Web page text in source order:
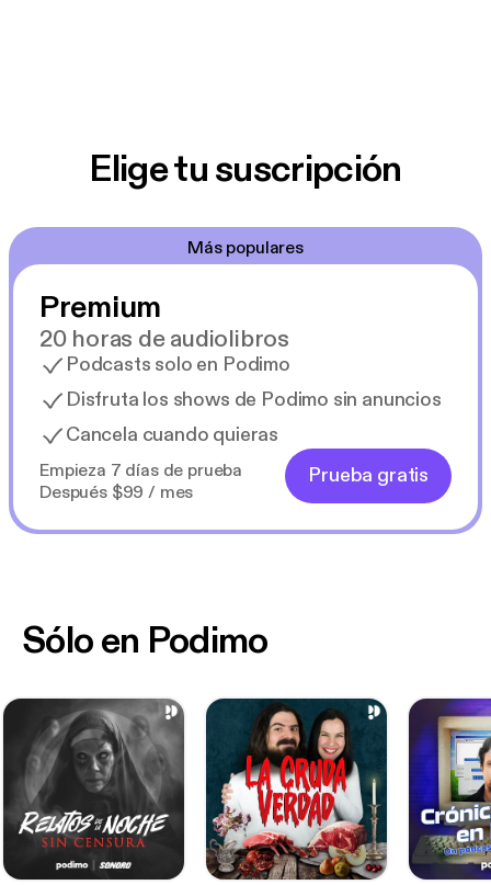
Elige tu suscripción
Más populares
Premium
20 horas de audiolibros
Podcasts solo en Podimo
Disfruta los shows de Podimo sin anuncios
Cancela cuando quieras
Empieza 7 días de prueba
Después $99 / mes
Prueba gratis
Sólo en Podimo